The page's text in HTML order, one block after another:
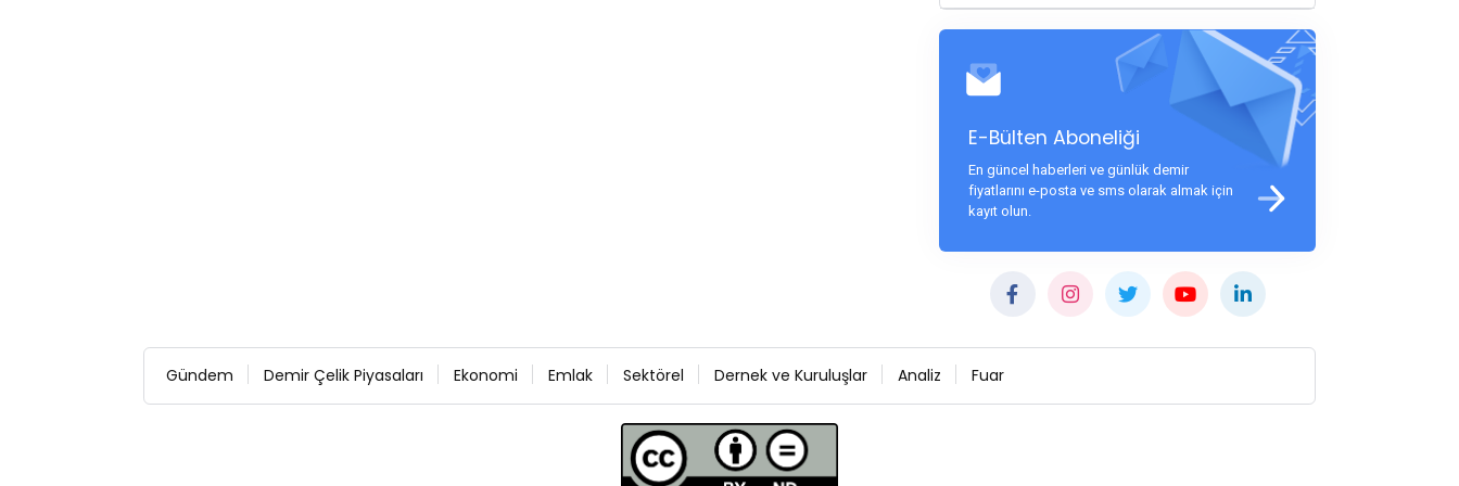
E-Bülten Aboneliği
En güncel haberleri ve günlük demir
fiyatlarını e-posta ve sms olarak almak için
kayıt olun.
Gündem Demir Çelik Piyasaları Ekonomi Emlak Sektörel Dernek ve Kuruluşlar Analiz Fuar